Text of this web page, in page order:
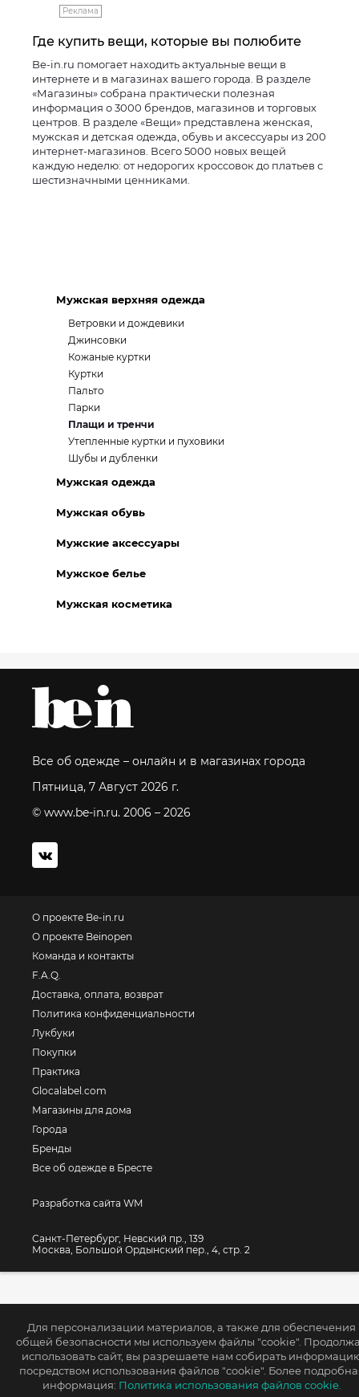
Для персонализации материалов, а также для обеспечения
общей безопасности мы используем файлы "cookie".
использовать сайт, вы разрешаете нам собирать
посредством использования файлов "cookie". Более
информация: Политика использования файлов cookie.
Реклама
Где купить вещи, которые вы полюбите
Be-in.ru помогает находить актуальные вещи в
интернете и в магазинах вашего города. В разделе
«Магазины» собрана практически полезная
информация о 3000 брендов, магазинов и торговых
центров. В разделе «Вещи» представлена женская,
мужская и детская одежда, обувь и аксессуары из 200
интернет-магазинов. Всего 5000 новых вещей
каждую неделю: от недорогих кроссовок до платьев с
шестизначными ценниками.
Мужская верхняя одежда
Ветровки и дождевики
Джинсовки
Кожаные куртки
Куртки
Пальто
Парки
Плащи и тренчи
Утепленные куртки и пуховики
Шубы и дубленки
Мужская одежда
Мужская обувь
Мужские аксессуары
Мужское белье
Мужская косметика
Все об одежде – онлайн и в магазинах города
Пятница, 7 Август 2026 г.
© www.be-in.ru. 2006 – 2026
О проекте Be-in.ru
О проекте Beinopen
Команда и контакты
F.A.Q.
Доставка, оплата, возврат
Политика конфиденциальности
Лукбуки
Покупки
Практика
Glocalabel.com
Магазины для дома
Города
Бренды
Все об одежде в Бресте
Разработка сайта WM
Санкт-Петербург, Невский пр., 139
Москва, Большой Ордынский пер., 4, стр. 2